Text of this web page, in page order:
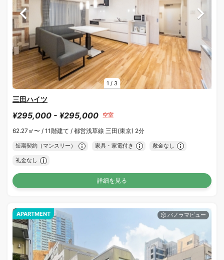
1 / 3
三田ハイツ
¥295,000 - ¥295,000 空室
62.27㎡〜 / 11階建て / 都営浅草線 三田(東京) 2分
短期契約（マンスリー） 家具・家電付き 敷金なし
礼金なし
詳細を見る
APARTMENT